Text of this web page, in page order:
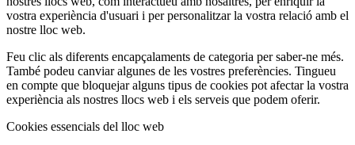
vostra experiència d'usuari i per personalitzar la vostra relació amb el
nostre lloc web.
Feu clic als diferents encapçalaments de categoria per saber-ne més.
També podeu canviar algunes de les vostres preferències. Tingueu
en compte que bloquejar alguns tipus de cookies pot afectar la vostra
experiència als nostres llocs web i els serveis que podem oferir.
Cookies essencials del lloc web